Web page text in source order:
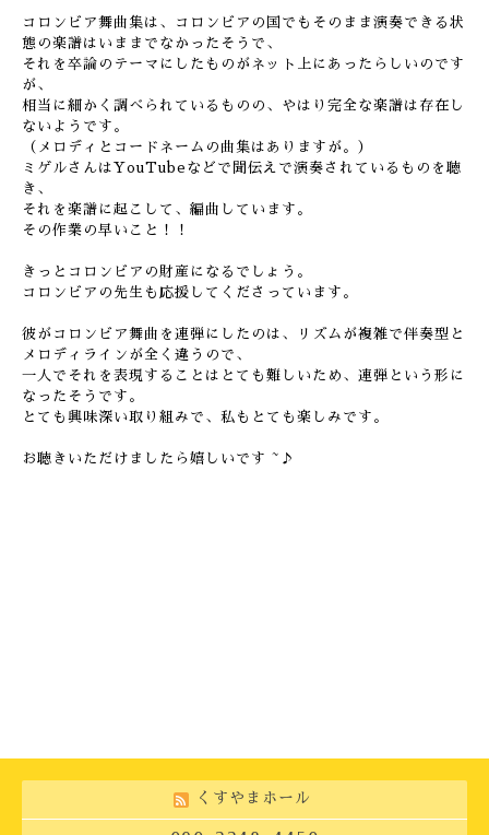
コロンビア舞曲集は、コロンビアの国でもそのまま演奏できる状
態の楽譜はいままでなかったそうで、
それを卒論のテーマにしたものがネット上にあったらしいのです
が、
相当に細かく調べられているものの、やはり完全な楽譜は存在し
ないようです。
（メロディとコードネームの曲集はありますが。）
ミゲルさんはYouTubeなどで聞伝えで演奏されているものを聴
き、
それを楽譜に起こして、編曲しています。
その作業の早いこと！！
きっとコロンビアの財産になるでしょう。
コロンビアの先生も応援してくださっています。
彼がコロンビア舞曲を連弾にしたのは、リズムが複雑で伴奏型と
メロディラインが全く違うので、
一人でそれを表現することはとても難しいため、連弾という形に
なったそうです。
とても興味深い取り組みで、私もとても楽しみです。
お聴きいただけましたら嬉しいです ~♪
くすやまホール